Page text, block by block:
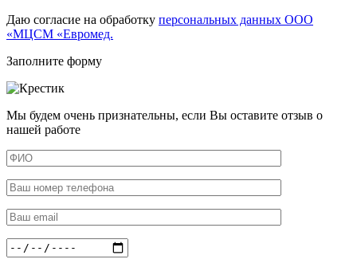
Даю согласие на обработку персональных данных ООО
«МЦСМ «Евромед.
Заполните форму
Мы будем очень признательны, если Вы оставите отзыв о
нашей работе